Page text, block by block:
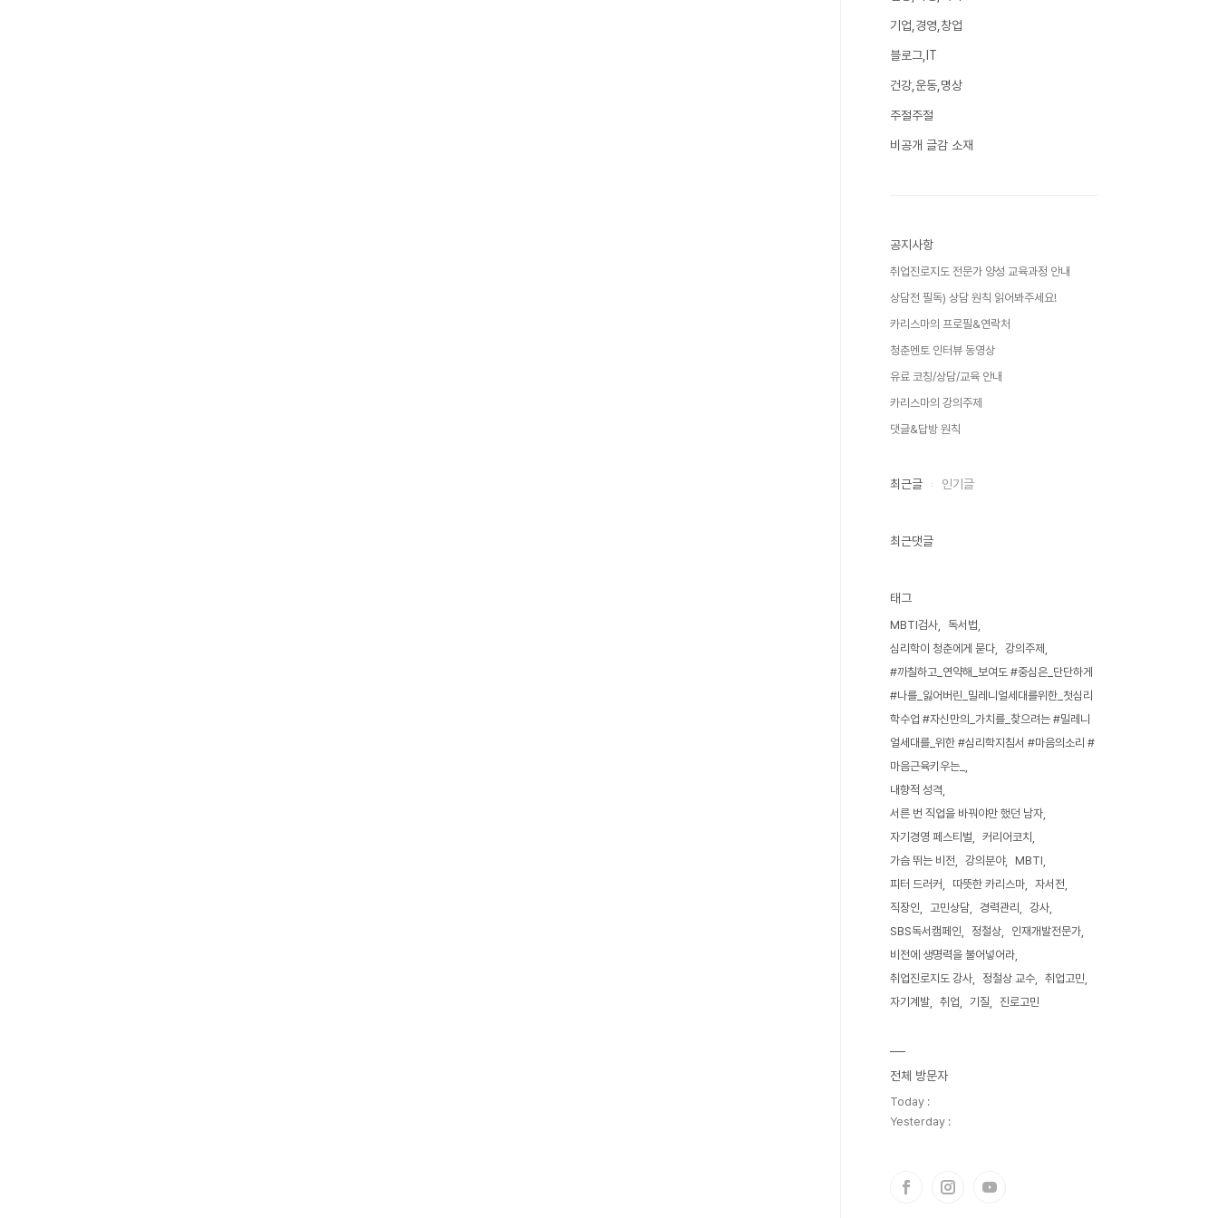
기업,경영,창업
블로그,IT
건강,운동,명상
주절주절
비공개 글감 소재
공지사항
취업진로지도 전문가 양성 교육과정 안내
상담전 필독) 상담 원칙 읽어봐주세요!
카리스마의 프로필&연락처
청춘멘토 인터뷰 동영상
유료 코칭/상담/교육 안내
카리스마의 강의주제
댓글&답방 원칙
최근글 인기글
최근댓글
태그
MBTI검사
독서법
심리학이 청춘에게 묻다
강의주제
#까칠하고_연약해_보여도 #중심은_단단하게
#나를_잃어버린_밀레니얼세대를위한_첫심리
학수업 #자신만의_가치를_찾으려는 #밀레니
얼세대를_위한 #심리학지침서 #마음의소리 #
마음근육키우는_
내향적 성격
서른 번 직업을 바꿔야만 했던 남자
자기경영 페스티벌
커리어코치
가슴 뛰는 비전
강의분야
MBTI
피터 드러커
따뜻한 카리스마
자서전
직장인
고민상담 경력관리
강사
SBS독서캠페인
정철상
인재개발전문가
비전에 생명력을 불어넣어라
취업진로지도 강사
정철상 교수
취업고민
자기계발
취업 기질 진로고민
전체 방문자
Today :
Yesterday :